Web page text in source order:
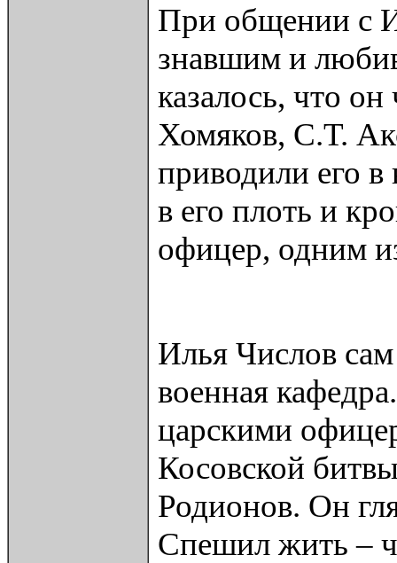
При общении с
знавшим и
казалось, что
Хомяков, С.Т.
приводили его в
в его плоть и
офицер, одним
Илья Числов
военная
царскими
Косовской
Родионов. Он
Спешил жить –